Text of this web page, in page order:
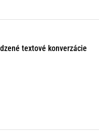
textové konverzácie